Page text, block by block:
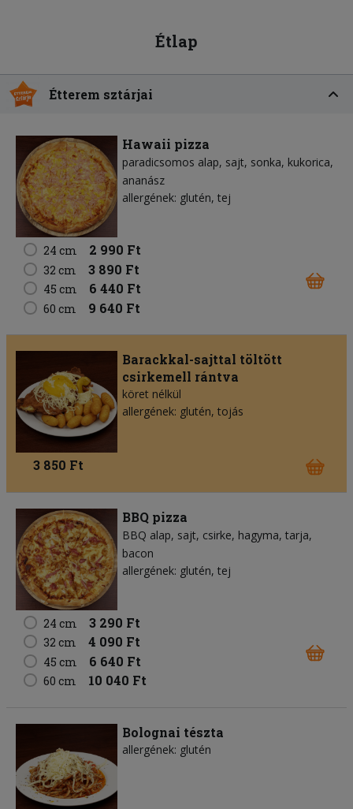
Étlap
Étterem sztárjai
Hawaii pizza
paradicsomos alap sajt sonka kukorica
ananász
allergének: glutén, tej
24 cm 2 990 Ft
32 cm 3 890 Ft
45 cm 6 440 Ft
60 cm 9 640 Ft
Barackkal-sajttal töltött
csirkemell rántva
köret nélkül
allergének: glutén, tojás
3 850 Ft
BBQ pizza
BBQ alap sajt csirke hagyma tarja
bacon
allergének: glutén, tej
24 cm 3 290 Ft
32 cm 4 090 Ft
45 cm 6 640 Ft
60 cm 10 040 Ft
Bolognai tészta
allergének: glutén